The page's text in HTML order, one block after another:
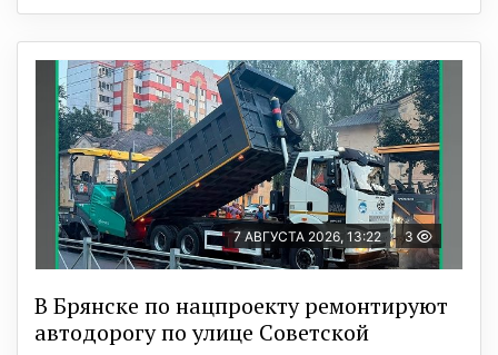
7 АВГУСТА 2026, 13:22 3
В Брянске по нацпроекту ремонтируют
автодорогу по улице Советской